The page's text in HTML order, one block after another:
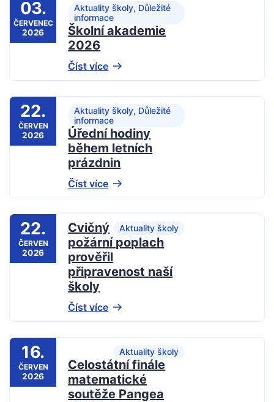
03.
ČERVENEC
2026
Aktuality školy, Důležité
informace
Školní akademie
2026
Číst více
22.
ČERVEN
2026
Aktuality školy, Důležité
informace
Úřední hodiny
během letních
prázdnin
Číst více
22.
ČERVEN
2026
Aktuality školy
Cvičný
požární poplach
prověřil
připravenost naší
školy
Číst více
16.
ČERVEN
2026
Aktuality školy
Celostátní finále
matematické
soutěže Pangea